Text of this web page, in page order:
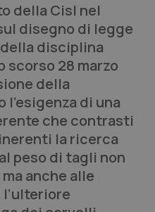
della Cisl nel
disegno di legge
disciplina
28 marzo
della
l’esigenza di una
che contrasti
la ricerca
peso di tagli non
anche alle
l’ulteriore